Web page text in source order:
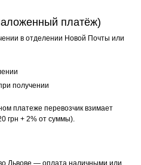
платёж)
в отделении Новой Почты или
получении
платеже перевозчик взимает
грн + 2% от суммы).
Львове — оплата наличными или